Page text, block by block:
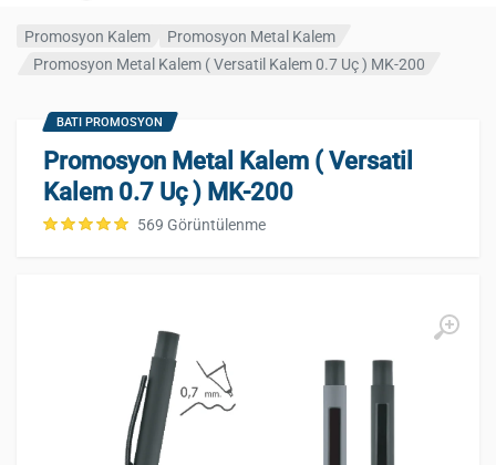
Promosyon Kalem
Promosyon Metal Kalem
Promosyon Metal Kalem ( Versatil Kalem 0.7 Uç ) MK-200
Promosyon Metal Kalem ( Versatil
Kalem 0.7 Uç ) MK-200
569 Görüntülenme
BATI PROMOSYON